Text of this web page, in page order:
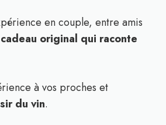
en couple, entre amis
original qui raconte
à vos proches et
du vin.